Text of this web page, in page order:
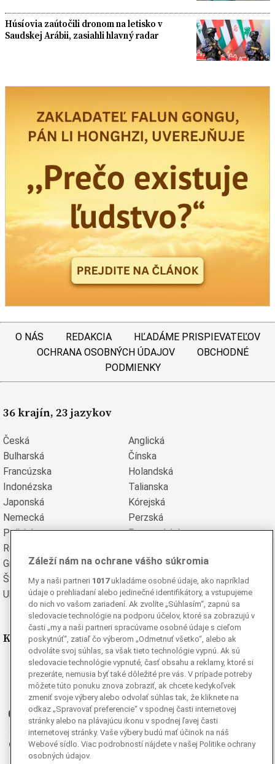
Húsíovia zaútočili dronom na letisko v
Saudskej Arábii, zasiahli hlavný radar
O NÁS REDAKCIA
HĽADÁME PRISPIEVATEĽOV
OCHRANA OSOBNÝCH ÚDAJOV
OBCHODNÉ
PODMIENKY
36 krajín, 23 jazykov
Česká
Anglická
Bulharská
Čínska
Francúzska
Holandská
Indonézska
Talianska
Japonská
Kórejská
Nemecká
Perzská
Poľská
Portugalská
Rumunská
Grécka
Španielska
Švédska
Turecká
Ukrajinská
Vietnamská
Kde nás nájdete
Facebook
Instagram
Ganjing
Youtube
Twitter
Telegram
RSS
Záleží nám na ochrane vášho súkromia
My a naši partneri 1017ukladáme osobné údaje, ako napríklad
údaje o prehliadaní alebo jedinečné identifikátory, a vstupujeme
do nich vo vašom zariadení. Ak zvolíte „Súhlasím“, zapnú sa
sledovacie technológie na podporu účelov, ktoré sa zobrazujú v
časti „my a naši partneri spracúvame osobné údaje s cieľom
poskytnúť“, zatiaľ čo výberom „Odmetnuť všetko“, alebo ak
odvoláte svoj súhlas, sa však tieto technológie vypnú. Ak sú
sledovacie technológie vypnuté, časť obsahu a reklamy, ktoré si
prezeráte, nemusia byť také dôležité pre vás. V prípade potreby
môžete túto ponuku znova zobraziť, ak chcete kedykoľvek
zmeniť svoje výbery alebo odvolať súhlas tak, že kliknete na
odkaz „Spravovať preferencie“ v spodnej časti internetovej
stránky alebo na plávajúcu ikonu v spodnej ľavej časti
internetovej stránky. Vaše výbery budú mať účinok na náš
Webové sídlo. Viac podrobností nájdete v našej Politike ochrany
osobných údajov.